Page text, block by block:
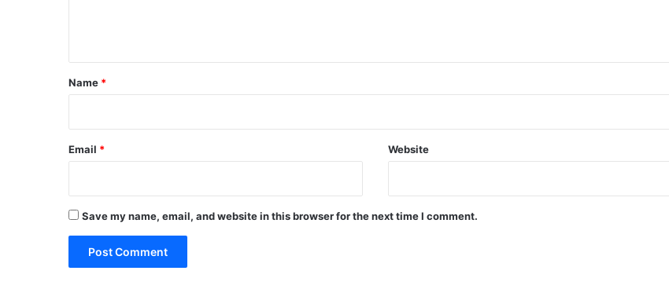
Name *
Email * Website
Save my name, email, and website in this browser for the next time I comment.